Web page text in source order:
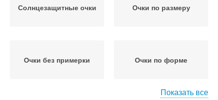
Солнцезащитные очки Очки по размеру
Очки без примерки Очки по форме
Показать все